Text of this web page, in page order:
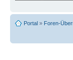
Portal » Foren-